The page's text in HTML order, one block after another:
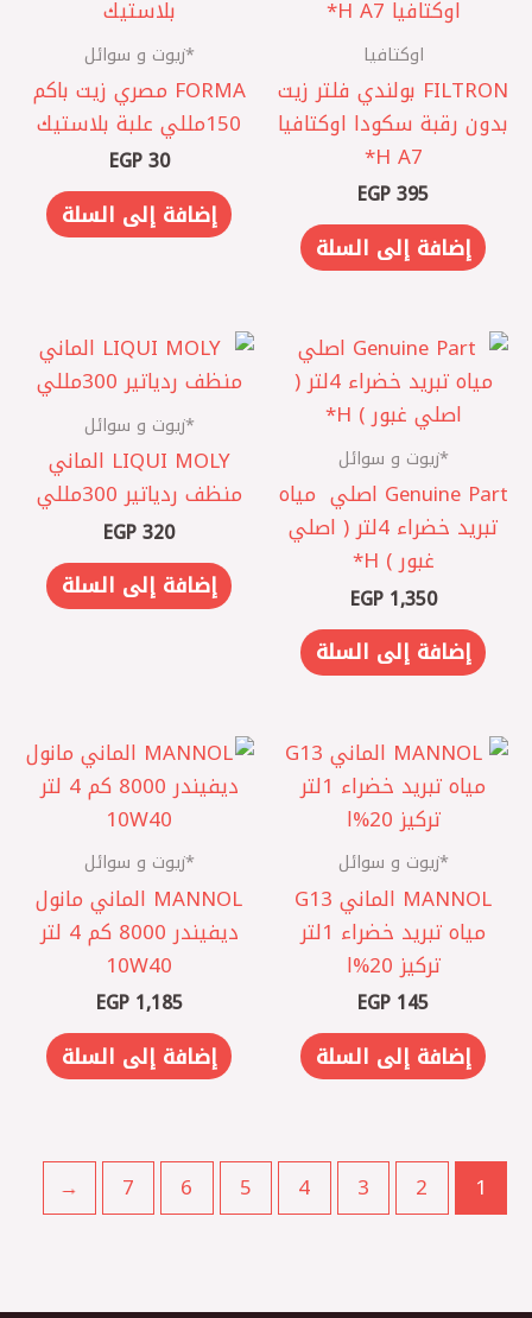
اوكتافيا
‏FILTRON بولندي فلتر زيت
بدون رقبة سكودا اوكتافيا
A7 ‏H*
EGP395
إضافة إلى السلة
*زيوت و سوائل
FORMA مصري ‎زيت باكم
150مللي علبة بلاستيك
EGP30
إضافة إلى السلة
*زيوت و سوائل
Genuine Part اصلي ‎ مياه
تبريد خضراء 4لتر ( اصلي
غبور ) H*
EGP1,350
إضافة إلى السلة
*زيوت و سوائل
LIQUI MOLY الماني
منظف ردياتير 300مللي
EGP320
إضافة إلى السلة
*زيوت و سوائل
MANNOL الماني ‎G13
مياه تبريد خضراء 1لتر
تركيز 20%ا
EGP 145
إضافة إلى السلة
*زيوت و سوائل
MANNOL الماني مانول
ديفيندر 8000 كم 4 لتر
10W40
EGP1,185
إضافة إلى السلة
1
2
3
4
5
6
7
←